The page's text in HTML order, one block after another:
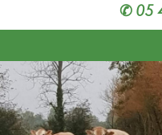
✆ 05